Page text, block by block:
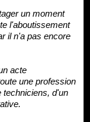
un moment
l'aboutissement
il n'a pas encore
acte
une profession
techniciens, d'un